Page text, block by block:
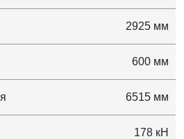
2925 мм
600 мм
6515 мм
178 кН